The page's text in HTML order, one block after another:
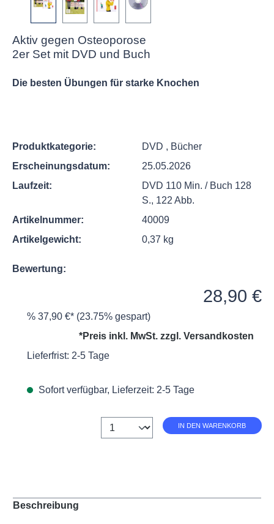
Aktiv gegen Osteoporose
2er Set mit DVD und Buch
Die besten Übungen für starke Knochen
Produktkategorie: DVD , Bücher
Erscheinungsdatum:
25.05.2026
Laufzeit:
DVD 110 Min. / Buch 128
S., 122 Abb.
Artikelnummer:
40009
Artikelgewicht:
0,37 kg
Bewertung:
28,90 €
% 37,90 €* (23.75% gespart)
*Preis inkl. MwSt. zzgl. Versandkosten
Lieferfrist: 2-5 Tage
Sofort verfügbar, Lieferzeit: 2-5 Tage
Anzahl IN DEN WARENKORB
Beschreibung